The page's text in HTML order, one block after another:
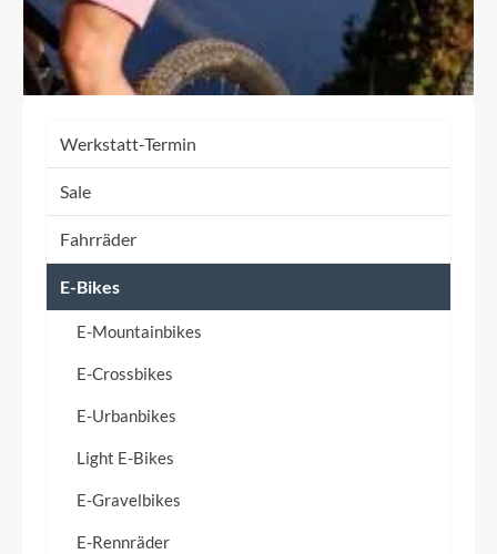
Werkstatt-Termin
Sale
Fahrräder
E-Bikes
E-Mountainbikes
E-Crossbikes
E-Urbanbikes
Light E-Bikes
E-Gravelbikes
E-Rennräder